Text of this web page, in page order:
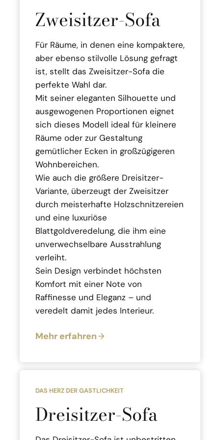
Zweisitzer-Sofa
Für Räume, in denen eine kompaktere,
aber ebenso stilvolle Lösung gefragt
ist, stellt das Zweisitzer-Sofa die
perfekte Wahl dar.
Mit seiner eleganten Silhouette und
ausgewogenen Proportionen eignet
sich dieses Modell ideal für kleinere
Räume oder zur Gestaltung
gemütlicher Ecken in großzügigeren
Wohnbereichen.
Wie auch die größere Dreisitzer-
Variante, überzeugt der Zweisitzer
durch meisterhafte Holzschnitzereien
und eine luxuriöse
Blattgoldveredelung, die ihm eine
unverwechselbare Ausstrahlung
verleiht.
Sein Design verbindet höchsten
Komfort mit einer Note von
Raffinesse und Eleganz – und
veredelt damit jedes Interieur.
Mehr erfahren
DAS HERZ DER GASTLICHKEIT
Dreisitzer-Sofa